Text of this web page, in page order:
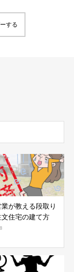
する
が教える段取り
文住宅の建て方